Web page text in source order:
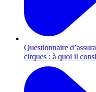
Questionnaire
cirques : à quoi il